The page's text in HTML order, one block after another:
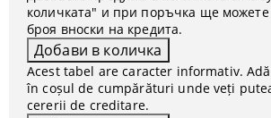
количката" и при поръчка ще можете
броя вноски на кредита.
Acest tabel are caracter informativ.
în coșul de cumpărături unde veți
cererii de creditare.